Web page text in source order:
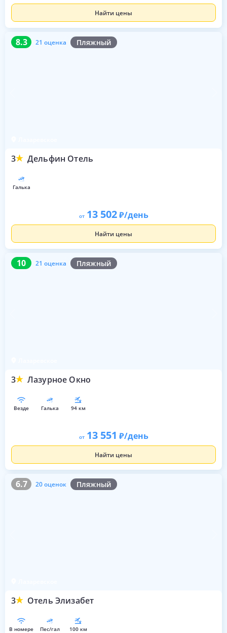
Найти цены
8.3 21 оценка Пляжный
3 Дельфин Отель
8.3 21 оценка
галька
от 13 502 /день
Найти цены
10 21 оценка Пляжный
3 Лазурное Окно
10 21 оценка
везде галька 94 км
от 13 551 /день
Найти цены
6.7 20 оценок Пляжный
3 Отель Элизабет
6.7 20 оценок
в номере пес/гал 100 км